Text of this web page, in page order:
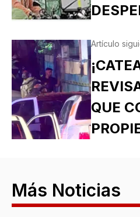
Artículo
QUE
Más Noticias